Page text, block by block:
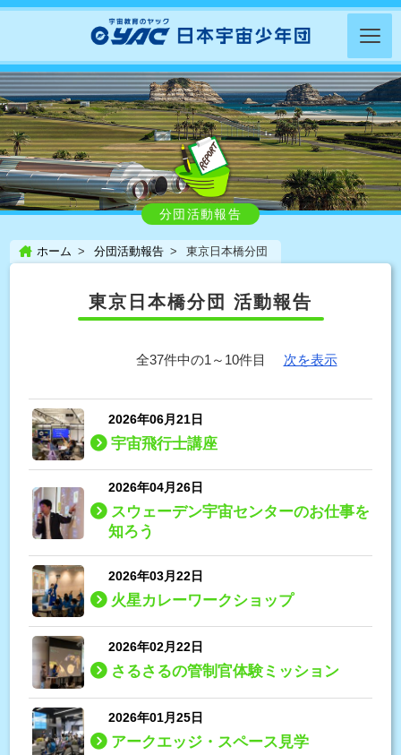
分団活動報告
ホーム 分団活動報告 東京日本橋分団
東京日本橋分団 活動報告
全37件中の1～10件目 次を表示
2026年06月21日
宇宙飛行士講座
2026年04月26日
スウェーデン宇宙センターのお仕事を
知ろう
2026年03月22日
火星カレーワークショップ
2026年02月22日
さるさるの管制官体験ミッション
2026年01月25日
アークエッジ・スペース見学